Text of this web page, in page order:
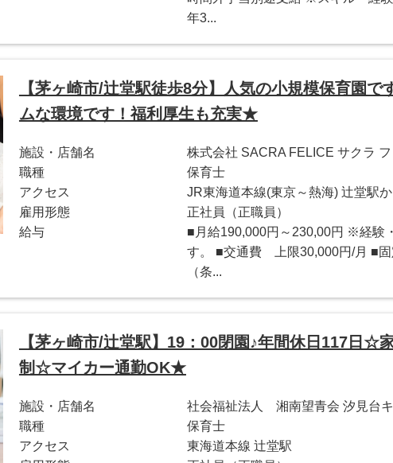
年3...
【茅ヶ崎市/辻堂駅徒歩8分】人気の小規模保育園
ムな環境です！福利厚生も充実★
施設・店舗名
株式会社 SACRA FELICE サクラ
職種
保育士
アクセス
JR東海道本線(東京～熱海) 辻堂駅
雇用形態
正社員（正職員）
給与
■月給190,000円～230,00円 ※経験
す。 ■交通費 上限30,000円/月 ■固
（条...
【茅ヶ崎市/辻堂駅】19：00閉園♪年間休日117日☆
制☆マイカー通勤OK★
施設・店舗名
社会福祉法人 湘南望青会 汐見台
職種
保育士
アクセス
東海道本線 辻堂駅